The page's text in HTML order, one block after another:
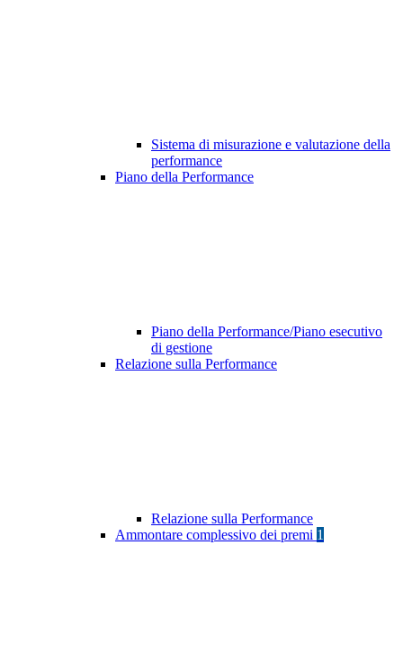
Sistema di misurazione e valutazione della
performance
Piano della Performance
Piano della Performance/Piano esecutivo
di gestione
Relazione sulla Performance
Relazione sulla Performance
Ammontare complessivo dei premi 1